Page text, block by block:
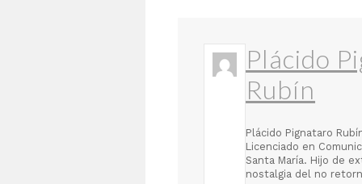
Plácido
Rubín
Plácido Pignataro
Licenciado en
Santa María. Hijo de
nostalgia del no